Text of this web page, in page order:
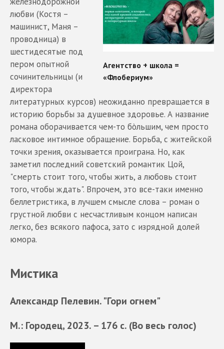
любви (Костя –
машинист, Маня –
проводница) в
шестидесятые под
пером опытной
сочинительницы (и
директора
литературных курсов) неожиданно превращается в
историю борьбы за душевное здоровье. А название
романа оборачивается чем-то бòльшим, чем просто
ласковое интимное обращение. Борьба, с житейской
точки зрения, оказывается проиграна. Но, как
заметил последний советский романтик Цой,
"смерть стоит того, чтобы жить, а любовь стоит
того, чтобы ждать". Впрочем, это все-таки именно
беллетристика, в лучшем смысле слова – роман о
грустной любви с несчастливым концом написан
легко, без всякого пафоса, зато с изрядной долей
юмора.
Мистика
Александр Пелевин. "Гори огнем"
М.: Городец, 2023. – 176 с. (Во весь голос)